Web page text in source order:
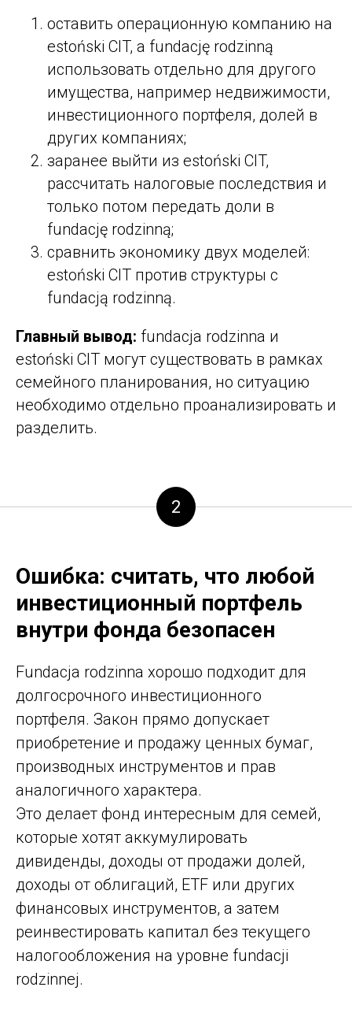
оставить операционную компанию на
estoński CIT, а fundację rodzinną
использовать отдельно для другого
имущества, например недвижимости,
инвестиционного портфеля, долей в
других компаниях;
заранее выйти из estoński CIT,
рассчитать налоговые последствия и
только потом передать доли в
fundację rodzinną;
сравнить экономику двух моделей:
estoński CIT против структуры с
fundacją rodzinną.
Главный вывод: fundacja rodzinna и
estoński CIT могут существовать в рамках
семейного планирования, но ситуацию
необходимо отдельно проанализировать и
разделить.
2
Ошибка: считать, что любой
инвестиционный портфель
внутри фонда безопасен
Fundacja rodzinna хорошо подходит для
долгосрочного инвестиционного
портфеля. Закон прямо допускает
приобретение и продажу ценных бумаг,
производных инструментов и прав
аналогичного характера.
Это делает фонд интересным для семей,
которые хотят аккумулировать
дивиденды, доходы от продажи долей,
доходы от облигаций, ETF или других
финансовых инструментов, а затем
реинвестировать капитал без текущего
налогообложения на уровне fundacji
rodzinnej.